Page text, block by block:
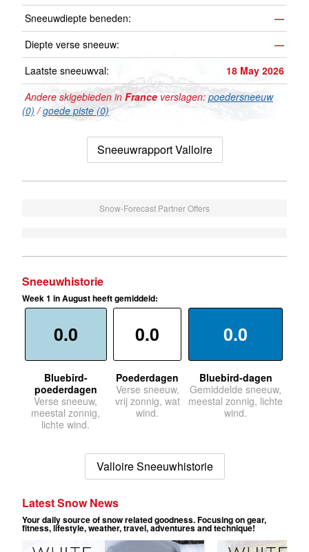
Sneeuwdiepte beneden:
—
Diepte verse sneeuw:
—
Laatste sneeuwval:
18 May 2026
Andere skigebieden in France verslagen: poedersneeuw
(0) /goede piste (0)
Sneeuwrapport Valloire
Snow-Forecast Partner Offers
Sneeuwhistorie
Week 1 in August heeft gemiddeld:
0.0
Bluebird-
poederdagen
Verse sneeuw,
meestal zonnig,
lichte wind.
0.0
Poederdagen
Verse sneeuw,
vrij zonnig, wat
wind.
0.0
Bluebird-dagen
Gemiddelde sneeuw,
meestal zonnig, lichte
wind.
Valloire Sneeuwhistorie